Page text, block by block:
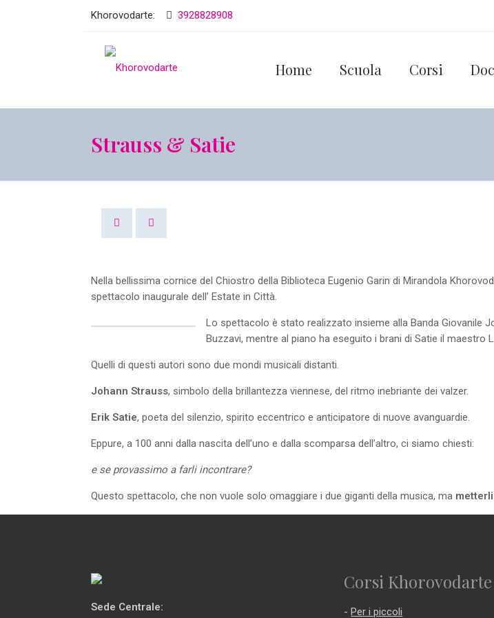
Khorovodarte: 3928828908
Home Scuola Corsi
Strauss & Satie
Nella bellissima cornice del Chiostro della Biblioteca Eugenio Garin di Mirandola
spettacolo inaugurale dell’ Estate in Città.
Lo spettacolo è stato realizzato insieme alla Banda Giovanile
Buzzavi, mentre al piano ha eseguito i brani di Satie il maestro
Quelli di questi autori sono due mondi musicali distanti.
Johann Strauss, simbolo della brillantezza viennese, del ritmo inebriante dei valzer.
Erik Satie, poeta del silenzio, spirito eccentrico e anticipatore di nuove avanguardie.
Eppure, a 100 anni dalla nascita dell’uno e dalla scomparsa dell’altro, ci siamo chiesti:
e se provassimo a farli incontrare?
Questo spettacolo, che non vuole solo omaggiare i due giganti della musica, ma
Sede Centrale:
Corsi Khorovodarte
-Per i piccoli